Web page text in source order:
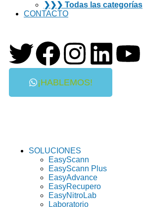
❯❯❯ Todas las categorías
CONTACTO
¡HABLEMOS!
SOLUCIONES
EasyScann
EasyScann Plus
EasyAdvance
EasyRecupero
EasyNitroLab
Laboratorio